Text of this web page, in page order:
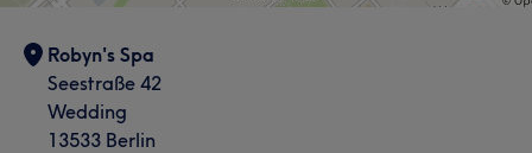
Robyn's Spa
Seestraße 42
Wedding
13533 Berlin